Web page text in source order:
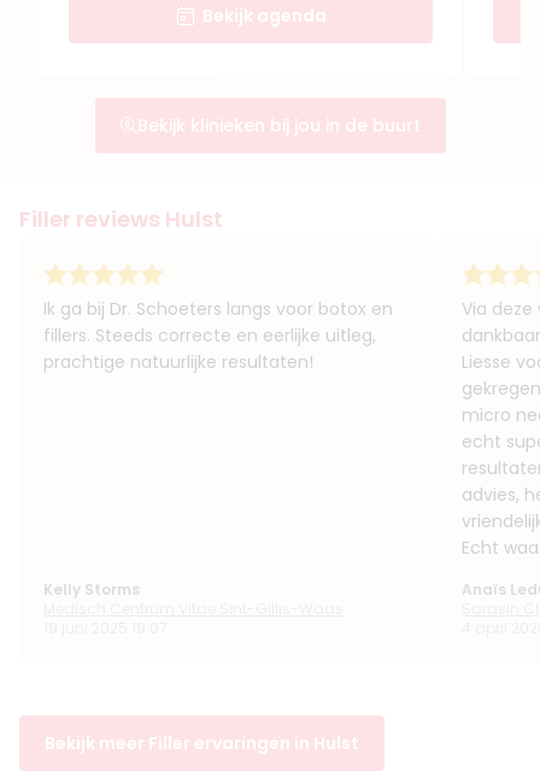
Bekijk agenda
Bekijk klinieken bij jou in de buurt
Filler reviews Hulst
Ik ga bij Dr. Schoeters langs voor botox en
fillers. Steeds correcte en eerlijke uitleg,
prachtige natuurlijke resultaten!
Kelly Storms
Via
Liesse
micro
echt
advies,
Echt
Anaïs
Bekijk meer Filler ervaringen in Hulst